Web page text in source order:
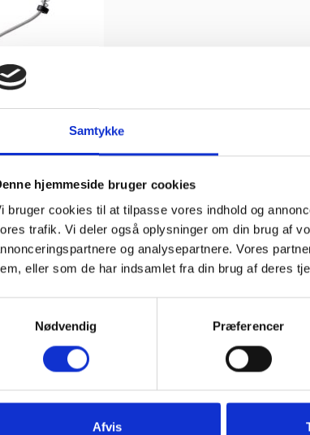
Samtykke
hjemmeside bruger cookies
bruger cookies til at tilpasse vores indhold og
trafik. Vi deler også oplysninger om din brug af
og analysepartnere. Vores
eller som de har indsamlet fra din brug af deres
Nødvendig
Præferencer
Afvis
“Altid flinke og
hjælpsom”